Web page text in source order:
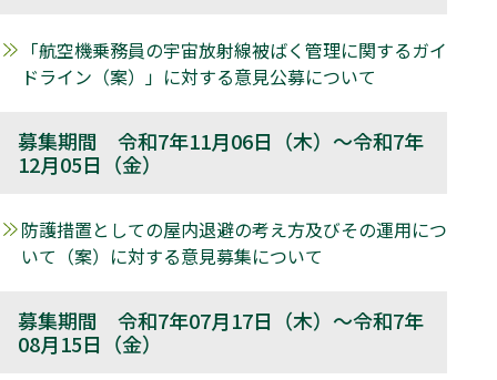
「航空機乗務員の宇宙放射線被ばく管理に関するガイ
ドライン（案）」に対する意見公募について
募集期間 令和7年11月06日（木）～令和7年
12月05日（金）
​防護措置としての屋内退避の考え方及びその運用につ
いて（案）に対する意見募集について
募集期間 令和7年07月17日（木）～令和7年
08月15日（金）